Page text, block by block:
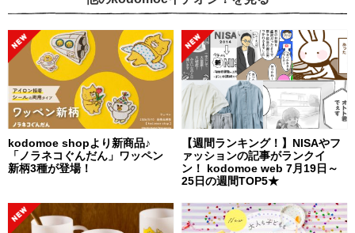
kodomoe shopより新商品♪
「ノラネコぐんだん」ワッペン
新柄3種が登場！
【週間ランキング！】NISAやフ
ァッションの記事がランクイ
ン！ kodomoe web 7月19日～
25日の週間TOP5★